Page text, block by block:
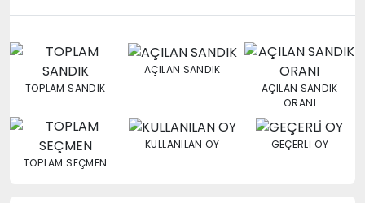
TOPLAM SANDIK
AÇILAN SANDIK
AÇILAN SANDIK
ORANI
TOPLAM SEÇMEN
KULLANILAN OY GEÇERLİ OY